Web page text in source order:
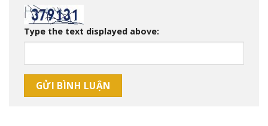
Type the text displayed above: